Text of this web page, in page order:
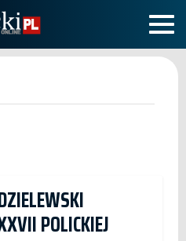
POLICKIEJ